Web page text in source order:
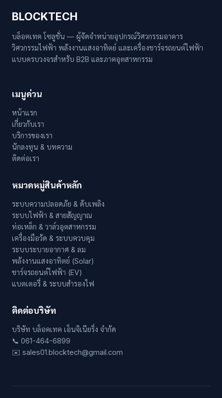
BLOCKTECH
บล็อคเทค โซลูชั่น — ผู้จัดจำหน่ายอุปกรณ์วิศวกรรมอาคาร
วิศวกรรมไฟฟ้า พลังงานแสงอาทิตย์ และเครื่องชาร์จรถยนต์ไฟฟ้า
แบบครบวงจรสำหรับ B2B และภาคอุตสาหกรรม
เมนูด่วน
หน้าแรก
เกี่ยวกับเรา
บริการของเรา
นักลงทุน & บทความ
ติดต่อเรา
หมวดหมู่สินค้าหลัก
ระบบความปลอดภัย & ดับเพลิง
ระบบไฟฟ้า & สายสัญญาณ
ท่อเหล็ก & วาล์วอุตสาหกรรม
เครื่องมือวัด & ระบบควบคุม
ระบบระบายอากาศ & ลม
พลังงานแสงอาทิตย์ (Solar)
ชาร์จรถยนต์ไฟฟ้า (EV)
แบตเตอรี่ & ระบบสำรองไฟ
ติดต่อบริษัท
บริษัท บล็อคเทค เอ็นจิเนียริ่ง จำกัด
📞 061-464-6899
✉️ sales01.blocktech@gmail.com